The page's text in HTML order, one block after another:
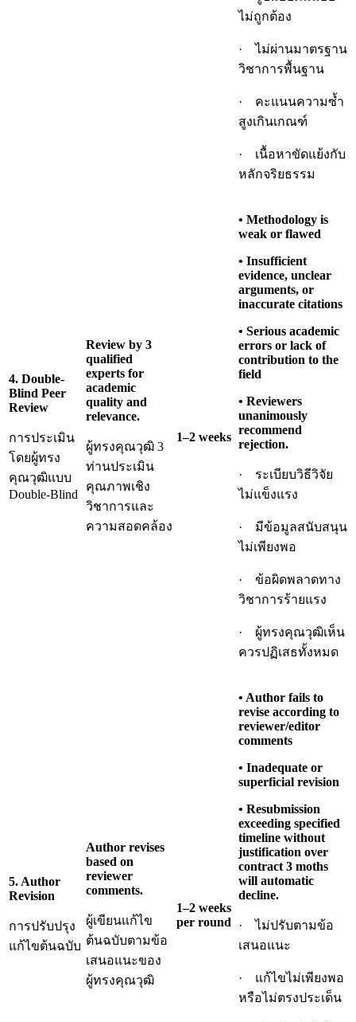
ไม่ถูกต้อง
· ไม่ผ่านมาตรฐาน
วิชาการพื้นฐาน
· คะแนนความซ้ำ
สูงเกินเกณฑ์
· เนื้อหาขัดแย้งกับ
หลักจริยธรรม
4. Double-
Blind Peer
Review
การประเมิน
โดยผู้ทรง
คุณวุฒิแบบ
Double-Blind
Review by 3
qualified
experts for
academic
quality and
relevance.
ผู้ทรงคุณวุฒิ 3
ท่านประเมิน
คุณภาพเชิง
วิชาการและ
ความสอดคล้อง
1–2 weeks
• Methodology is
weak or flawed
• Insufficient
evidence, unclear
arguments, or
inaccurate citations
• Serious academic
errors or lack of
contribution to the
field
• Reviewers
unanimously
recommend
rejection.
· ระเบียบวิธีวิจัย
ไม่แข็งแรง
· มีข้อมูลสนับสนุน
ไม่เพียงพอ
· ข้อผิดพลาดทาง
วิชาการร้ายแรง
· ผู้ทรงคุณวุฒิเห็น
ควรปฏิเสธทั้งหมด
5. Author
Revision
การปรับปรุง
แก้ไขต้นฉบับ
Author revises
based on
reviewer
comments.
ผู้เขียนแก้ไข
ต้นฉบับตามข้อ
เสนอแนะของ
ผู้ทรงคุณวุฒิ
1–2 weeks
per round
• Author fails to
revise according to
reviewer/editor
comments
• Inadequate or
superficial revision
• Resubmission
exceeding specified
timeline without
justification over
contract 3 moths
will automatic
decline.
· ไม่ปรับตามข้อ
เสนอแนะ
· แก้ไขไม่เพียงพอ
หรือไม่ตรงประเด็น